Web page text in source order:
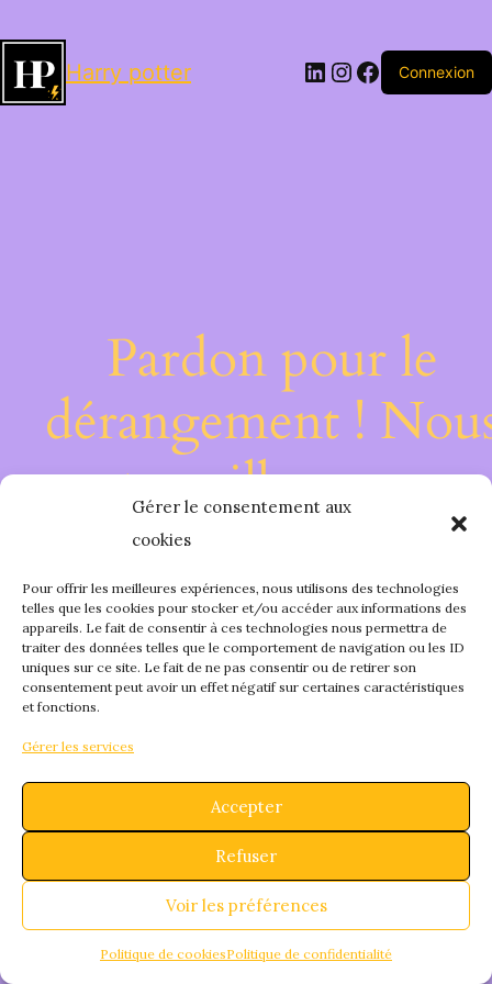
Gérer le consentement aux
cookies
Pour offrir les meilleures expériences, nous utilisons des technologies
telles que les cookies pour stocker et/ou accéder aux informations des
appareils. Le fait de consentir à ces technologies nous permettra de
traiter des données telles que le comportement de navigation ou les ID
uniques sur ce site. Le fait de ne pas consentir ou de retirer son
consentement peut avoir un effet négatif sur certaines caractéristiques
et fonctions.
Gérer les services
Accepter
Refuser
Voir les préférences
Politique de cookiesPolitique de confidentialité
Harry potter LinkedIn
Instagram
Facebook
Connexion
Pardon pour le
dérangement !
travaillons sur
quelque chose de
fantastique –
bientôt !